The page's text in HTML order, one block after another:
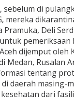
sebelum di
mereka
Pramuka, Deli
pemeriksaan
dijemput oleh
Medan, Rusalan
tentang
di daerah masing-
dari